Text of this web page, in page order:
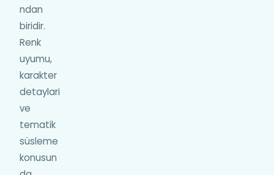
ndan
biridir.
Renk
uyumu,
karakter
detaylari
ve
tematik
süsleme
konusun